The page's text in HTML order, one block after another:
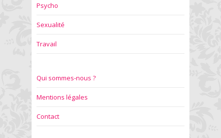
Psycho
Sexualité
Travail
Qui sommes-nous ?
Mentions légales
Contact